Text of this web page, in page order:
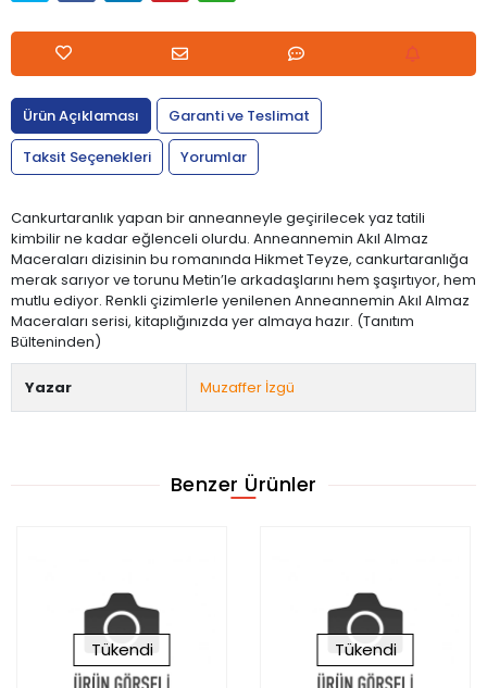
Ürün Açıklaması
Garanti ve Teslimat
Taksit Seçenekleri
Yorumlar
Cankurtaranlık yapan bir anneanneyle geçirilecek yaz tatili
kimbilir ne kadar eğlenceli olurdu. Anneannemin Akıl Almaz
Maceraları dizisinin bu romanında Hikmet Teyze, cankurtaranlığa
merak sarıyor ve torunu Metin’le arkadaşlarını hem şaşırtıyor, hem
mutlu ediyor. Renkli çizimlerle yenilenen Anneannemin Akıl Almaz
Maceraları serisi, kitaplığınızda yer almaya hazır. (Tanıtım
Bülteninden)
Yazar Muzaffer İzgü
Benzer Ürünler
Tükendi Tükendi